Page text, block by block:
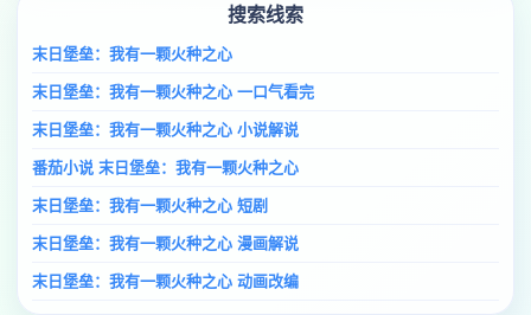
搜索线索
末日堡垒：我有一颗火种之心
末日堡垒：我有一颗火种之心 一口气看完
末日堡垒：我有一颗火种之心 小说解说
番茄小说 末日堡垒：我有一颗火种之心
末日堡垒：我有一颗火种之心 短剧
末日堡垒：我有一颗火种之心 漫画解说
末日堡垒：我有一颗火种之心 动画改编